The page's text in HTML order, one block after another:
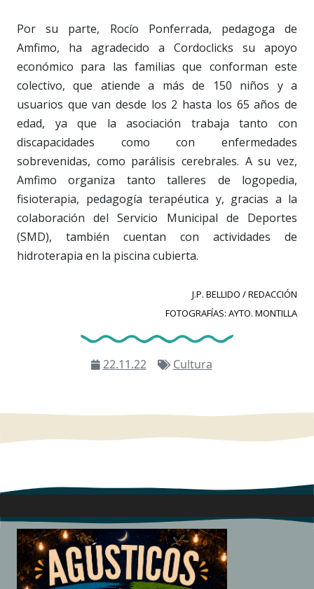
Por su parte, Rocío Ponferrada, pedagoga de
Amfimo, ha agradecido a Cordoclicks su apoyo
económico para las familias que conforman este
colectivo, que atiende a más de 150 niños y a
usuarios que van desde los 2 hasta los 65 años de
edad, ya que la asociación trabaja tanto con
discapacidades como con enfermedades
sobrevenidas, como parálisis cerebrales. A su vez,
Amfimo organiza tanto talleres de logopedia,
fisioterapia, pedagogía terapéutica y, gracias a la
colaboración del Servicio Municipal de Deportes
(SMD), también cuentan con actividades de
hidroterapia en la piscina cubierta.
J.P. BELLIDO / REDACCIÓN
FOTOGRAFÍAS: AYTO. MONTILLA
22.11.22 Cultura